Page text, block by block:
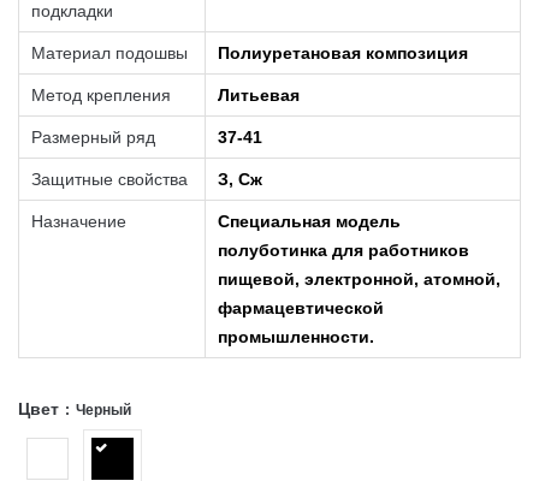
подкладки
Материал подошвы Полиуретановая композиция
Метод крепления Литьевая
Размерный ряд 37-41
Защитные свойства З, Сж
Назначение
Специальная модель
полуботинка для работников
пищевой, электронной, атомной,
фармацевтической
промышленности.
Цвет Черный